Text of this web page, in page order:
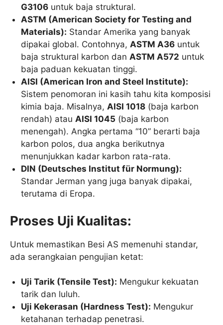
G3106 untuk baja struktural.
ASTM (American Society for Testing and
Materials): Standar Amerika yang banyak
dipakai global. Contohnya,ASTM A36 untuk
baja struktural karbon danASTM A572 untuk
baja paduan kekuatan tinggi.
AISI (American Iron and Steel Institute):
Sistem penomoran ini kasih tahu kita komposisi
kimia baja. Misalnya,AISI 1018 (baja karbon
rendah) atauAISI 1045 (baja karbon
menengah). Angka pertama “10” berarti baja
karbon polos, dua angka berikutnya
menunjukkan kadar karbon rata-rata.
DIN (Deutsches Institut für Normung):
Standar Jerman yang juga banyak dipakai,
terutama di Eropa.
Proses Uji Kualitas:
Untuk memastikan Besi AS memenuhi standar,
ada serangkaian pengujian ketat:
Uji Tarik (Tensile Test): Mengukur kekuatan
tarik dan luluh.
Uji Kekerasan (Hardness Test): Mengukur
ketahanan terhadap penetrasi.